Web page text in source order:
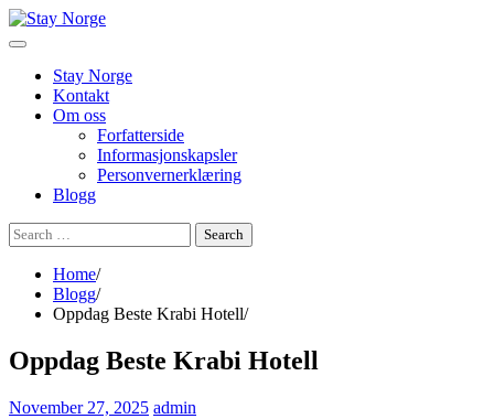
Skip
to
Stay Norge
Kontakt
Om oss
Forfatterside
Informasjonskapsler
Personvernerklæring
Blogg
Search
for:
Home
Blogg
Oppdag Beste Krabi Hotell
Oppdag Beste Krabi Hotell
November 27, 2025 admin